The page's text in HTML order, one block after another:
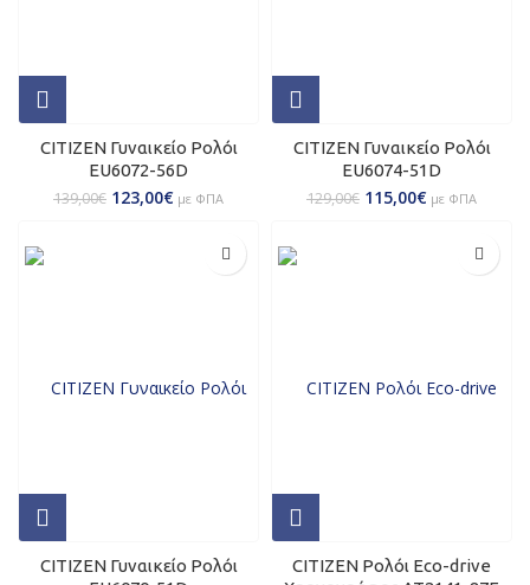
CITIZEN Γυναικείο Ρολόι
ΕU6072-56D
139,00€ 123,00€ με ΦΠΑ
CITIZEN Γυναικείο Ρολόι
ΕU6074-51D
129,00€ 115,00€ με ΦΠΑ
CITIZEN Γυναικείο Ρολόι
CITIZEN Ρολόι Eco-drive